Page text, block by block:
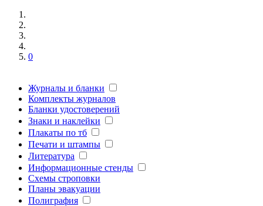
0
Журналы и бланки
Комплекты журналов
Бланки удостоверений
Знаки и наклейки
Плакаты по тб
Печати и штампы
Литература
Информационные стенды
Схемы строповки
Планы эвакуации
Полиграфия